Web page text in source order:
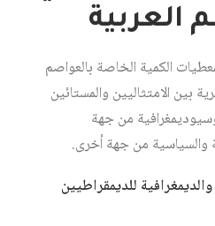
العربية
الكمية الخاصة بالعواصم
بين الامتثاليين والمستائين
من جهة
والسياسية من جهة أخرى.
للديمقراطيين